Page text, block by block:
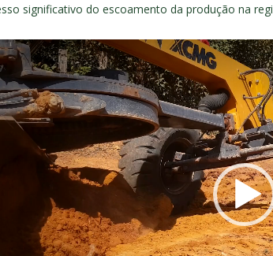
significativo do escoamento da produção na